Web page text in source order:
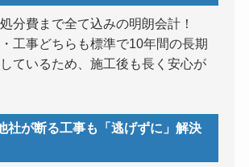
分費まで全て込みの明朗会計！
工事どちらも標準で10年間の長期
ているため、施工後も長く安心が
社が断る工事も「逃げずに」解決